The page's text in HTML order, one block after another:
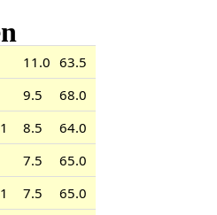
11.0 63.5
9.5
68.0
1 8.5
64.0
7.5
65.0
1 7.5
65.0